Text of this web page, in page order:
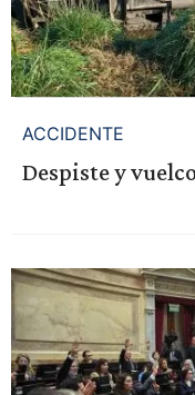
ACCIDENTE
Despiste y